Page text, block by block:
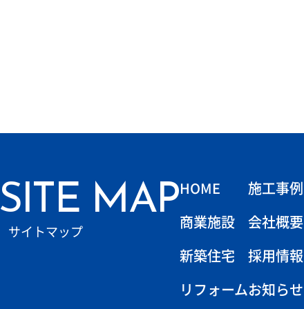
SITE MAP
サイトマップ
HOME
商業施設
新築住宅
リフォーム
施工事例
会社概要
採用情報
お知らせ